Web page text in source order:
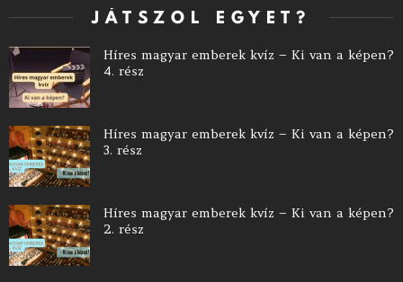
JÁTSZOL EGYET?
Híres magyar emberek kvíz – Ki van a képen?
4. rész
Híres magyar emberek kvíz – Ki van a képen?
3. rész
Híres magyar emberek kvíz – Ki van a képen?
2. rész